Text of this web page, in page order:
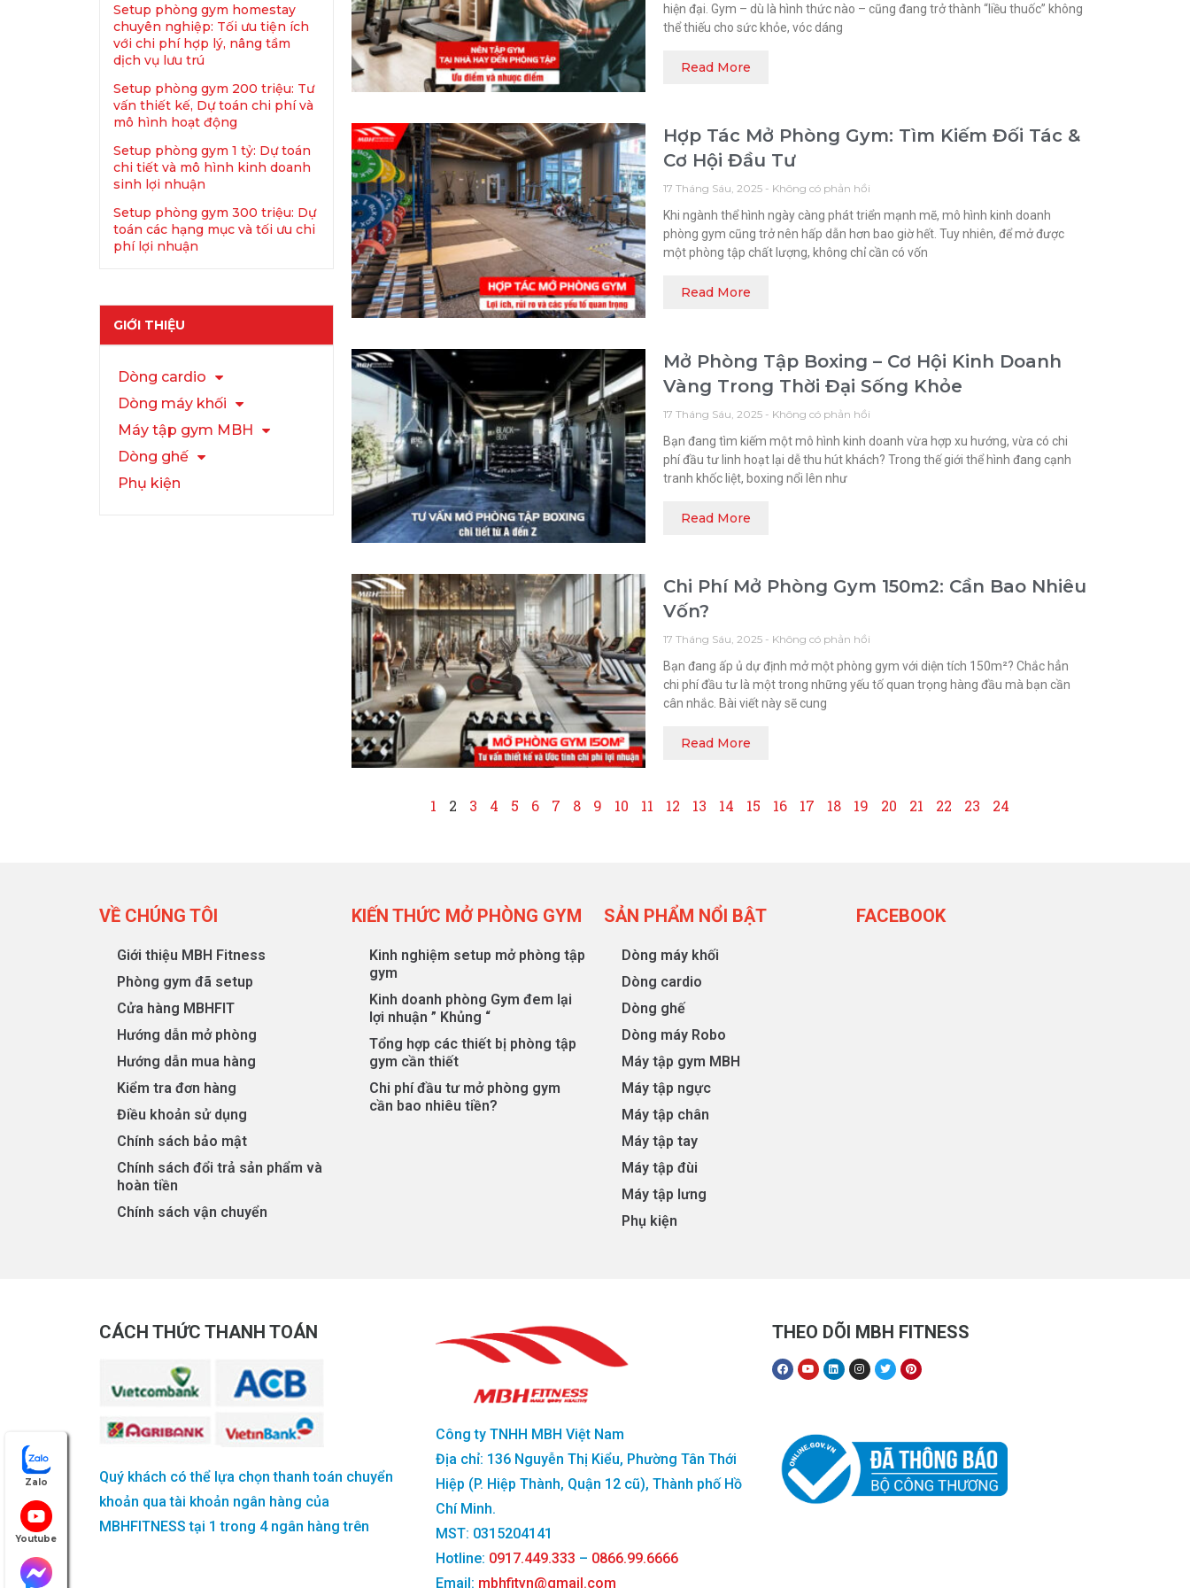
Setup phòng gym homestay
chuyên nghiệp: Tối ưu tiện ích
với chi phí hợp lý, nâng tầm
dịch vụ lưu trú
Setup phòng gym 200 triệu: Tư
vấn thiết kế, Dự toán chi phí và
mô hình hoạt động
Setup phòng gym 1 tỷ: Dự toán
chi tiết và mô hình kinh doanh
sinh lợi nhuận
Setup phòng gym 300 triệu: Dự
toán các hạng mục và tối ưu chi
phí lợi nhuận
GIỚI THIỆU
Dòng cardio
Dòng máy khối
Máy tập gym MBH
Dòng ghế
Phụ kiện
hiện đại. Gym – dù là hình thức nào – cũng đang trở thành “liều thuốc” không
thể thiếu cho sức khỏe, vóc dáng
Read More
Hợp Tác Mở Phòng Gym: Tìm Kiếm Đối Tác &
Cơ Hội Đầu Tư
17 Tháng Sáu, 2025 Không có phản hồi
Khi ngành thể hình ngày càng phát triển mạnh mẽ, mô hình kinh doanh
phòng gym cũng trở nên hấp dẫn hơn bao giờ hết. Tuy nhiên, để mở được
một phòng tập chất lượng, không chỉ cần có vốn
Read More
Mở Phòng Tập Boxing – Cơ Hội Kinh Doanh
Vàng Trong Thời Đại Sống Khỏe
17 Tháng Sáu, 2025 Không có phản hồi
Bạn đang tìm kiếm một mô hình kinh doanh vừa hợp xu hướng, vừa có chi
phí đầu tư linh hoạt lại dễ thu hút khách? Trong thế giới thể hình đang cạnh
tranh khốc liệt, boxing nổi lên như
Read More
Chi Phí Mở Phòng Gym 150m2: Cần Bao Nhiêu
Vốn?
17 Tháng Sáu, 2025 Không có phản hồi
Bạn đang ấp ủ dự định mở một phòng gym với diện tích 150m²? Chắc hẳn
chi phí đầu tư là một trong những yếu tố quan trọng hàng đầu mà bạn cần
cân nhắc. Bài viết này sẽ cung
Read More
1 2 3 4 5 6 7 8 9 10 11 12 13 14 15 16 17 18 19 20 21 22 23 24
VỀ CHÚNG TÔI
Giới thiệu MBH Fitness
Phòng gym đã setup
Cửa hàng MBHFIT
Hướng dẫn mở phòng
Hướng dẫn mua hàng
Kiểm tra đơn hàng
Điều khoản sử dụng
Chính sách bảo mật
Chính sách đổi trả sản phẩm và
hoàn tiền
Chính sách vận chuyển
KIẾN THỨC MỞ PHÒNG GYM
Kinh nghiệm setup mở phòng tập
gym
Kinh doanh phòng Gym đem lại
lợi nhuận ” Khủng “
Tổng hợp các thiết bị phòng tập
gym cần thiết
Chi phí đầu tư mở phòng gym
cần bao nhiêu tiền?
SẢN PHẨM NỔI BẬT
Dòng máy khối
Dòng cardio
Dòng ghế
Dòng máy Robo
Máy tập gym MBH
Máy tập ngực
Máy tập chân
Máy tập tay
Máy tập đùi
Máy tập lưng
Phụ kiện
FACEBOOK
CÁCH THỨC THANH TOÁN
Quý khách có thể lựa chọn thanh toán chuyển
khoản qua tài khoản ngân hàng của
MBHFITNESS tại 1 trong 4 ngân hàng trên
Công ty TNHH MBH Việt Nam
Địa chỉ: 136 Nguyễn Thị Kiểu, Phường Tân Thới
Hiệp (P. Hiệp Thành, Quận 12 cũ), Thành phố Hồ
Chí Minh.
MST: 0315204141
Hotline: 0917.449.333 – 0866.99.6666
Email: mbhfitvn@gmail.com
THEO DÕI MBH FITNESS
Zalo
Youtube